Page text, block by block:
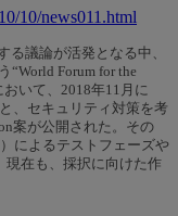
10/news011.html
る議論が活発となる中、
“World Forum for the
おいて、2018年11月に
、セキュリティ対策を考
案が公開された。その
によるテストフェーズや
現在も、採択に向けた作